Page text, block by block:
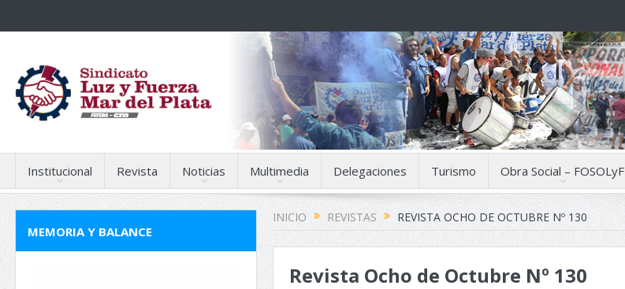
Institucional Revista Noticias Multimedia Delegaciones Turismo Obra Social – FOSOLyF
INICIO REVISTAS REVISTA OCHO DE OCTUBRE Nº 130
Revista Ocho de Octubre Nº 130
MEMORIA Y BALANCE